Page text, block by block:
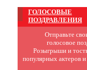
ГОЛОСОВЫЕ
ПОЗДРАВЛЕНИЯ
Отправьте
голосовое
Розыгрыши и
популярных актеров